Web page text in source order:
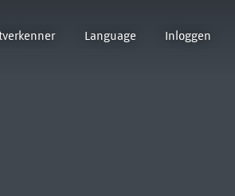
Language Inloggen